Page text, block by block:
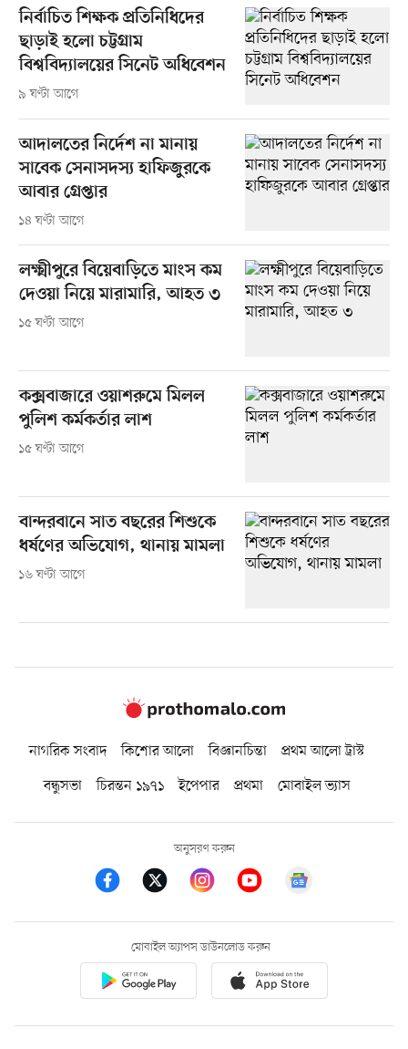
নির্বাচিত শিক্ষক প্রতিনিধিদের
ছাড়াই হলো চট্টগ্রাম
বিশ্ববিদ্যালয়ের সিনেট অধিবেশন
৯ ঘণ্টা আগে
আদালতের নির্দেশ না মানায়
সাবেক সেনাসদস্য হাফিজুরকে
আবার গ্রেপ্তার
১৪ ঘণ্টা আগে
লক্ষ্মীপুরে বিয়েবাড়িতে মাংস কম
দেওয়া নিয়ে মারামারি, আহত ৩
১৫ ঘণ্টা আগে
কক্সবাজারে ওয়াশরুমে মিলল
পুলিশ কর্মকর্তার লাশ
১৫ ঘণ্টা আগে
বান্দরবানে সাত বছরের শিশুকে
ধর্ষণের অভিযোগ, থানায় মামলা
১৬ ঘণ্টা আগে
নাগরিক সংবাদ কিশোর আলো বিজ্ঞানচিন্তা
প্রথম আলো ট্রাস্ট
বন্ধুসভা
চিরন্তন ১৯৭১ ইপেপার প্রথমা মোবাইল ভ্যাস
অনুসরণ করুন
মোবাইল অ্যাপস ডাউনলোড করুন